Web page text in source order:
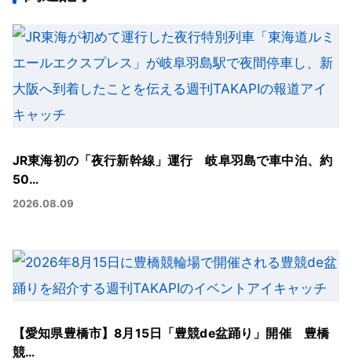
JR東海初の「夜行新幹線」運行 岐阜羽島で車中泊、約
50…
2026.08.09
【愛知県豊橋市】8月15日「豊競de盆踊り」開催 豊橋
競…